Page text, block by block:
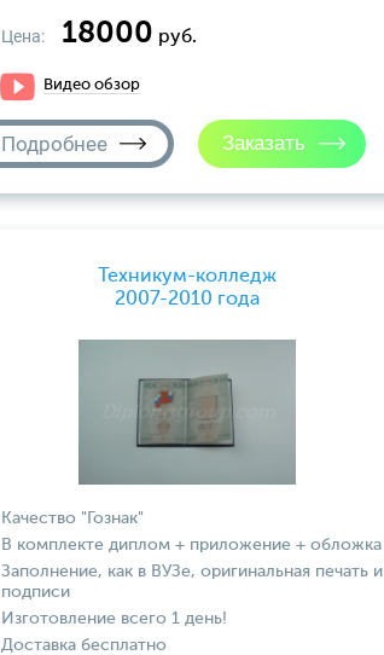
Цена: 18000 руб.
Видео обзор
Подробнее
Техникум-колледж
2007-2010 года
Качество "Гознак"
В комплекте диплом + приложение + обложка
Заполнение, как в ВУЗе, оригинальная печать и
подписи
Изготовление всего 1 день!
Доставка бесплатно